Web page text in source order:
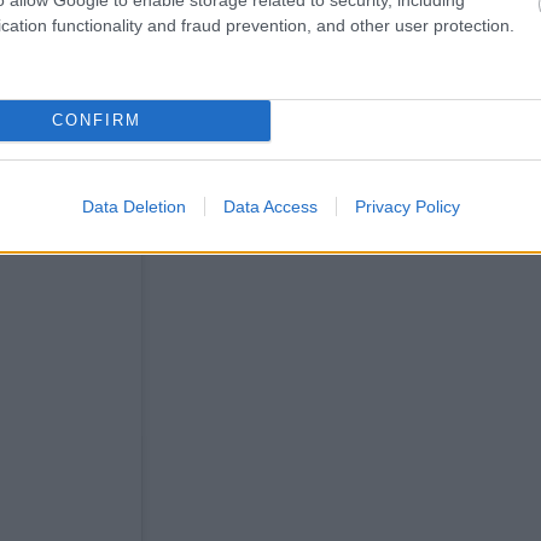
functionality and fraud prevention, and other user protection.
CONFIRM
Data Deletion Data Access Privacy Policy
de mivel Christie a negyvenes évei végén járt, tudta,